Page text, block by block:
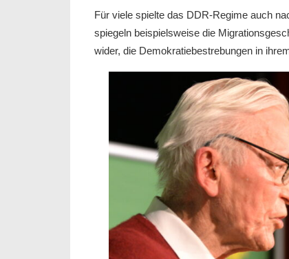
Für viele spielte das DDR-Regime auch
spiegeln beispielsweise die
wider, die Demokratiebestrebungen in